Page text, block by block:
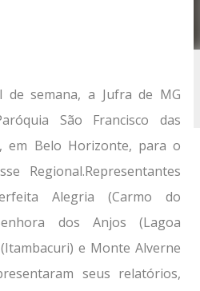
semana, a Jufra de MG
São Francisco das
em Belo Horizonte, para o
Regional.Representantes
Alegria (Carmo do
dos Anjos (Lagoa
e Monte Alverne
seus relatórios,